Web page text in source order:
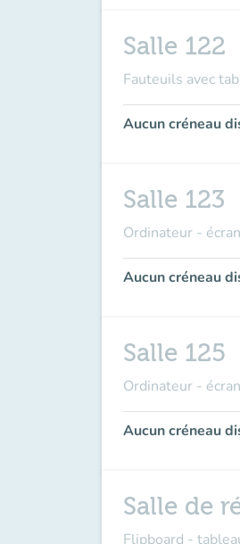
Salle 122
Fauteuils avec
Aucun créneau
Salle 123
Ordinateur -
Aucun créneau
Salle 125
Ordinateur -
Aucun créneau
Salle de
Flipboard -